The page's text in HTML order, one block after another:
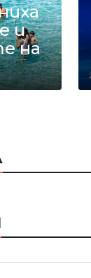
и
на